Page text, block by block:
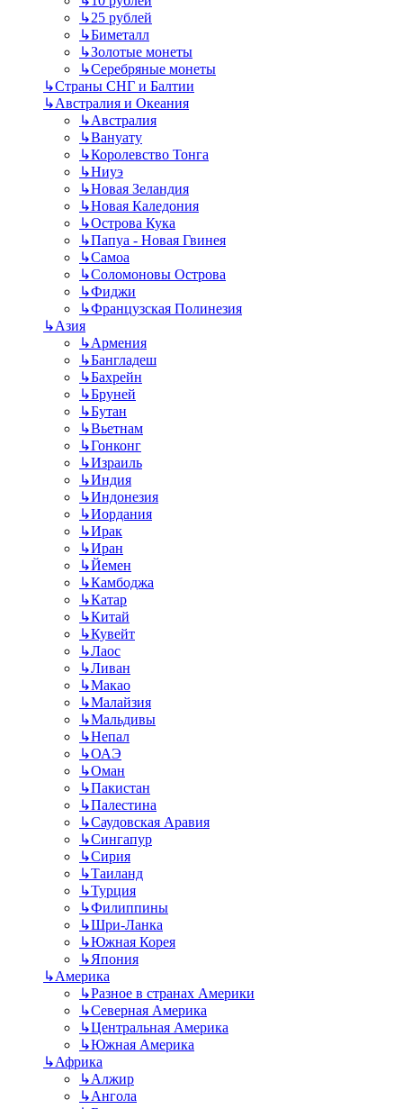
↳25 рублей
↳Биметалл
↳Золотые монеты
↳Серебряные монеты
↳Страны СНГ и Балтии
↳Австралия и Океания
↳Австралия
↳Вануату
↳Королевство Тонга
↳Ниуэ
↳Новая Зеландия
↳Новая Каледония
↳Острова Кука
↳Папуа - Новая Гвинея
↳Самоа
↳Соломоновы Острова
↳Фиджи
↳Французская Полинезия
↳Азия
↳Армения
↳Бангладеш
↳Бахрейн
↳Бруней
↳Бутан
↳Вьетнам
↳Гонконг
↳Израиль
↳Индия
↳Индонезия
↳Иордания
↳Ирак
↳Иран
↳Йемен
↳Камбоджа
↳Катар
↳Китай
↳Кувейт
↳Лаос
↳Ливан
↳Макао
↳Малайзия
↳Мальдивы
↳Непал
↳ОАЭ
↳Оман
↳Пакистан
↳Палестина
↳Саудовская Аравия
↳Сингапур
↳Сирия
↳Таиланд
↳Турция
↳Филиппины
↳Шри-Ланка
↳Южная Корея
↳Япония
↳Америка
↳Разное в странах Америки
↳Северная Америка
↳Центральная Америка
↳Южная Америка
↳Африка
↳Алжир
↳Ангола